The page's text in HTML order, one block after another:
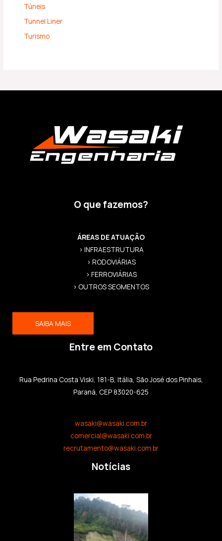
Túneis
Tunnel Liner
Turismo
O que fazemos?
ÁREAS DE ATUAÇÃO
> INFRAESTRUTURA
> RODOVIÁRIAS
> FERROVIÁRIAS
> OUTROS SEGMENTOS
SAIBA MAIS
Entre em Contato
Rua Pedrina Costa Viski, 181-B, Itália, São José dos Pinhais,
Paraná, CEP 83020-625
wasaki@wasaki.com.br
comercial@wasaki.com.br
recrutamento@wasaki.com.br
Notícias